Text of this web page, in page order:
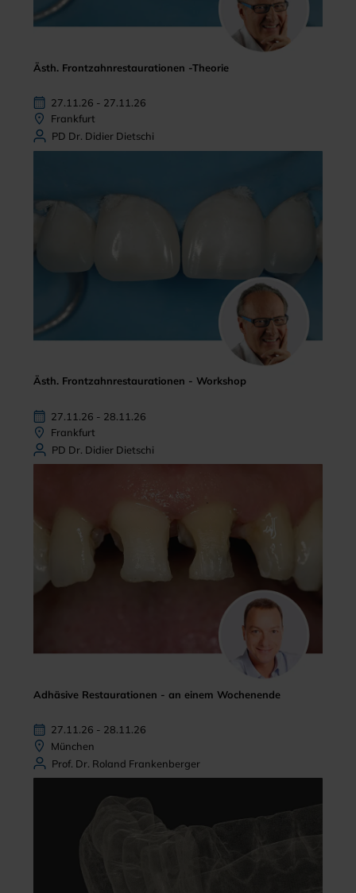
Ästh. Frontzahnrestaurationen -Theorie
27.11.26 - 27.11.26
Frankfurt
PD Dr. Didier Dietschi
Ästh. Frontzahnrestaurationen - Workshop
27.11.26 - 28.11.26
Frankfurt
PD Dr. Didier Dietschi
Adhäsive Restaurationen - an einem Wochenende
27.11.26 - 28.11.26
München
Prof. Dr. Roland Frankenberger